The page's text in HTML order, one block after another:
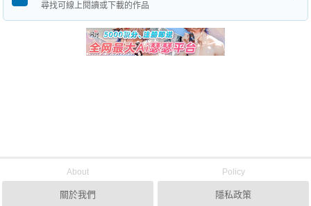
尋找可線上閱讀或下載的作品
About
關於我們
Policy
隱私政策